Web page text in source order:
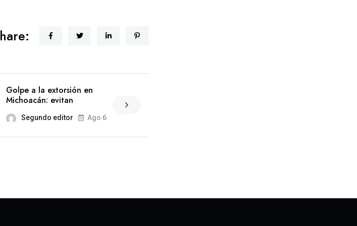
Golpe a la extorsión en
Michoacán: evitan
Segundo editor Ago 6